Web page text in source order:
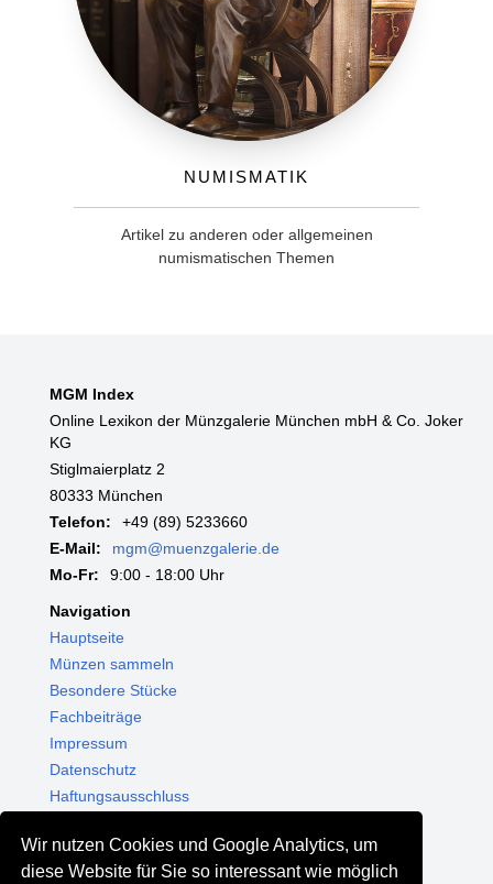
Wir nutzen Cookies und Google Analytics, um
diese Website für Sie so interessant wie möglich
Numismatik
Artikel zu anderen oder allgemeinen
numismatischen Themen
MGM Index
Online Lexikon der Münzgalerie München mbH & Co. Joker
KG
Stiglmaierplatz 2
80333 München
Telefon:
+49 (89) 5233660
E-Mail:
mgm@muenzgalerie.de
Mo-Fr:
9:00 - 18:00 Uhr
Navigation
Hauptseite
Münzen sammeln
Besondere Stücke
Fachbeiträge
Impressum
Datenschutz
Haftungsausschluss
Shop - Online kaufen
Münzgalerie München